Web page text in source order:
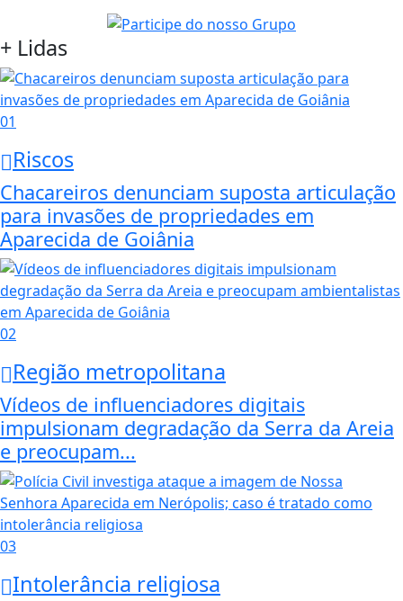
+ Lidas
01
Riscos
Chacareiros denunciam suposta articulação
para invasões de propriedades em
Aparecida de Goiânia
02
Região metropolitana
Vídeos de influenciadores digitais
impulsionam degradação da Serra da Areia
e preocupam...
03
Intolerância religiosa